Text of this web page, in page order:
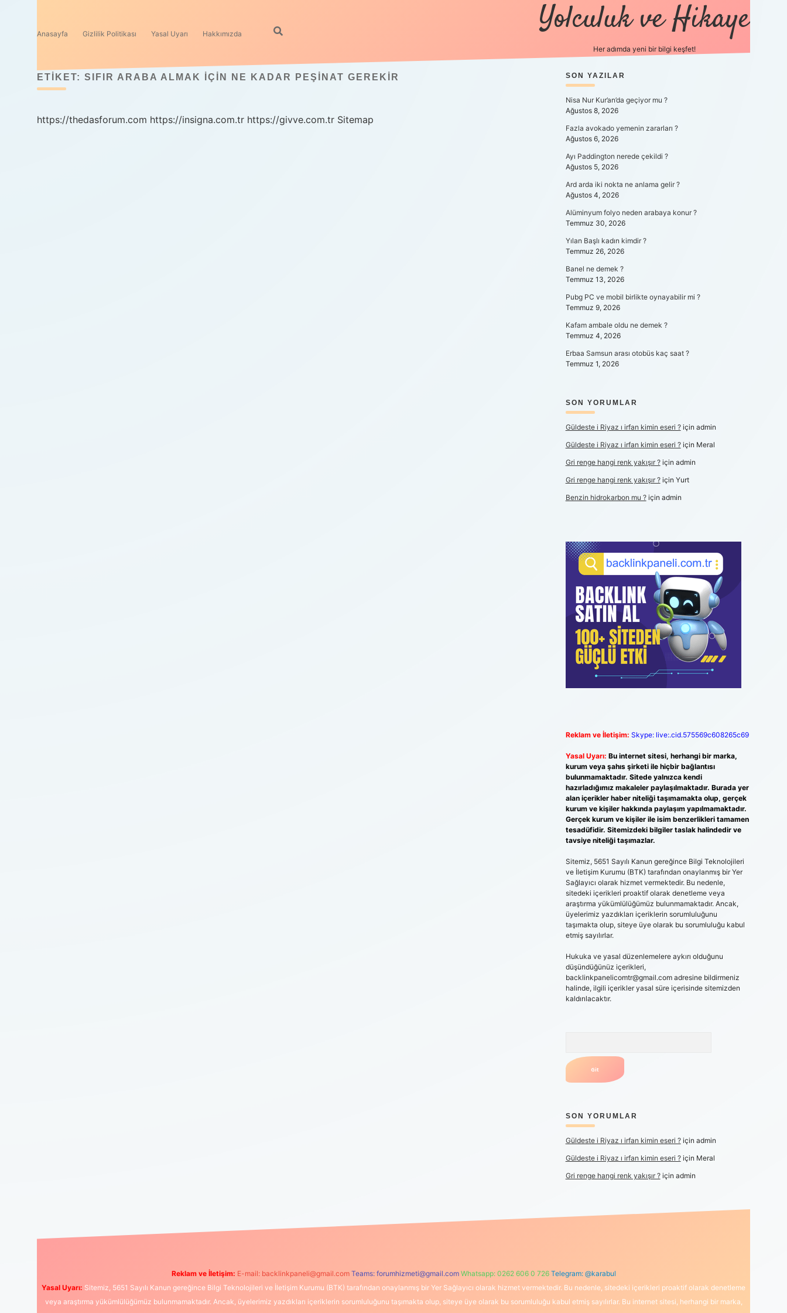
Anasayfa Gizlilik Politikası Yasal Uyarı Hakkımızda Yolculuk ve Hikaye
Her adımda yeni bir bilgi keşfet!
ETIKET: SIFIR ARABA ALMAK IÇIN NE KADAR PEŞINAT GEREKIR
https://thedasforum.com https://insigna.com.tr https://givve.com.tr Sitemap
SIDEBAR
SON YAZILAR
Nisa Nur Kur’an’da geçiyor mu ?
Ağustos 8, 2026
Fazla avokado yemenin zararları ?
Ağustos 6, 2026
Ayı Paddington nerede çekildi ?
Ağustos 5, 2026
Ard arda iki nokta ne anlama gelir ?
Ağustos 4, 2026
Alüminyum folyo neden arabaya konur ?
Temmuz 30, 2026
Yılan Başlı kadın kimdir ?
Temmuz 26, 2026
Banel ne demek ?
Temmuz 13, 2026
Pubg PC ve mobil birlikte oynayabilir mi ?
Temmuz 9, 2026
Kafam ambale oldu ne demek ?
Temmuz 4, 2026
Erbaa Samsun arası otobüs kaç saat ?
Temmuz 1, 2026
SON YORUMLAR
Güldeste i Riyaz ı irfan kimin eseri ?için admin
Güldeste i Riyaz ı irfan kimin eseri ?için Meral
Gri renge hangi renk yakışır ?için admin
Gri renge hangi renk yakışır ?için Yurt
Benzin hidrokarbon mu ?için admin
Reklam ve İletişim: Skype: live:.cid.575569c608265c69
Yasal Uyarı: Bu internet sitesi, herhangi bir marka,
kurum veya şahıs şirketi ile hiçbir bağlantısı
bulunmamaktadır. Sitede yalnızca kendi
hazırladığımız makaleler paylaşılmaktadır. Burada yer
alan içerikler haber niteliği taşımamakta olup, gerçek
kurum ve kişiler hakkında paylaşım yapılmamaktadır.
Gerçek kurum ve kişiler ile isim benzerlikleri tamamen
tesadüfidir. Sitemizdeki bilgiler taslak halindedir ve
tavsiye niteliği taşımazlar.
Sitemiz, 5651 Sayılı Kanun gereğince Bilgi Teknolojileri
ve İletişim Kurumu (BTK) tarafından onaylanmış bir Yer
Sağlayıcı olarak hizmet vermektedir. Bu nedenle,
sitedeki içerikleri proaktif olarak denetleme veya
araştırma yükümlülüğümüz bulunmamaktadır. Ancak,
üyelerimiz yazdıkları içeriklerin sorumluluğunu
taşımakta olup, siteye üye olarak bu sorumluluğu kabul
etmiş sayılırlar.
Hukuka ve yasal düzenlemelere aykırı olduğunu
düşündüğünüz içerikleri,
backlinkpanelicomtr@gmail.comadresine bildirmeniz
halinde, ilgili içerikler yasal süre içerisinde sitemizden
kaldırılacaktır.
SON YORUMLAR
Güldeste i Riyaz ı irfan kimin eseri ?için admin
Güldeste i Riyaz ı irfan kimin eseri ?için Meral
Gri renge hangi renk yakışır ?için admin
Reklam ve İletişim: E-mail: backlinkpaneli@gmail.com Teams: forumhizmeti@gmail.com Whatsapp: 0262 606 0 726 Telegram: @karabul
Yasal Uyarı: Sitemiz, 5651 Sayılı Kanun gereğince Bilgi Teknolojileri ve İletişim Kurumu (BTK) tarafından onaylanmış bir Yer Sağlayıcı olarak hizmet vermektedir. Bu nedenle, sitedeki içerikleri proaktif olarak denetleme
veya araştırma yükümlülüğümüz bulunmamaktadır. Ancak, üyelerimiz yazdıkları içeriklerin sorumluluğunu taşımakta olup, siteye üye olarak bu sorumluluğu kabul etmiş sayılırlar. Bu internet sitesi, herhangi bir marka,